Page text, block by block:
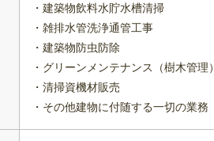
・建築物飲料水貯水槽清掃
・雑排水管洗浄通管工事
・建築物防虫防除
・グリーンメンテナンス（樹木管理）
・清掃資機材販売
・その他建物に付随する一切の業務